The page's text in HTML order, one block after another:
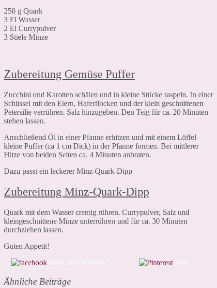
250 g Quark
3 El Wasser
2 El Currypulver
3 Stiele Minze
Zubereitung Gemüse Puffer
Zucchini und Karotten schälen und in kleine Stücke raspeln. In einer
Schüssel mit den Eiern, Haferflocken und der klein geschnittenen
Petersilie verrühren. Salz hinzugeben. Den Teig für ca. 20 Minuten
stehen lassen.
Anschließend Öl in einer Pfanne erhitzen und mit einem Löffel
kleine Puffer (ca 1 cm Dick) in der Pfanne formen. Bei mittlerer
Hitze von beiden Seiten ca. 4 Minuten anbraten.
Dazu passt ein leckerer Minz-Quark-Dipp
Zubereitung Minz-Quark-Dipp
Quark mit dem Wasser cremig rühren. Currypulver, Salz und
kleingeschnittene Minze unterrühren und für ca. 30 Minuten
durchziehen lassen.
Guten Appetit!
Save
Ähnliche Beiträge